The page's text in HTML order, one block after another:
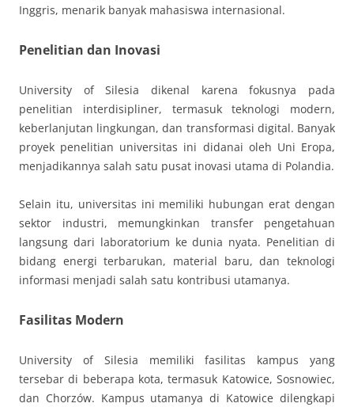
Inggris, menarik banyak mahasiswa internasional.
Penelitian dan Inovasi
University of Silesia dikenal karena fokusnya pada
penelitian interdisipliner, termasuk teknologi modern,
keberlanjutan lingkungan, dan transformasi digital. Banyak
proyek penelitian universitas ini didanai oleh Uni Eropa,
menjadikannya salah satu pusat inovasi utama di Polandia.
Selain itu, universitas ini memiliki hubungan erat dengan
sektor industri, memungkinkan transfer pengetahuan
langsung dari laboratorium ke dunia nyata. Penelitian di
bidang energi terbarukan, material baru, dan teknologi
informasi menjadi salah satu kontribusi utamanya.
Fasilitas Modern
University of Silesia memiliki fasilitas kampus yang
tersebar di beberapa kota, termasuk Katowice, Sosnowiec,
dan Chorzów. Kampus utamanya di Katowice dilengkapi